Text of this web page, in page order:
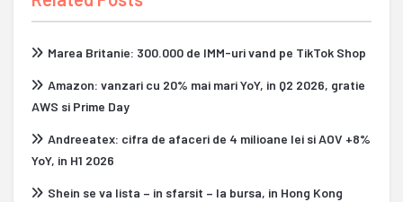
Marea Britanie: 300.000 de IMM-uri vand pe TikTok Shop
Amazon: vanzari cu 20% mai mari YoY, in Q2 2026, gratie
AWS si Prime Day
Andreeatex: cifra de afaceri de 4 milioane lei si AOV +8%
YoY, in H1 2026
Shein se va lista – in sfarsit – la bursa, in Hong Kong